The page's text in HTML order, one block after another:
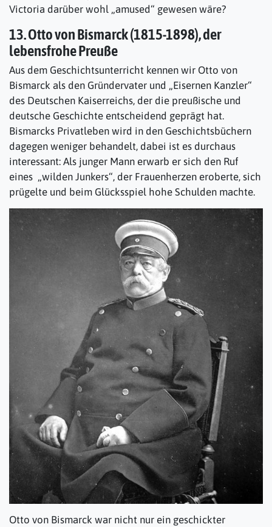
Victoria darüber wohl „amused“ gewesen wäre?
13. Otto von Bismarck (1815-1898), der
lebensfrohe Preuße
Aus dem Geschichtsunterricht kennen wir Otto von
Bismarck als den Gründervater und „Eisernen Kanzler“
des Deutschen Kaiserreichs, der die preußische und
deutsche Geschichte entscheidend geprägt hat.
Bismarcks Privatleben wird in den Geschichtsbüchern
dagegen weniger behandelt, dabei ist es durchaus
interessant: Als junger Mann erwarb er sich den Ruf
eines „wilden Junkers“, der Frauenherzen eroberte, sich
prügelte und beim Glücksspiel hohe Schulden machte.
Otto von Bismarck war nicht nur ein geschickter